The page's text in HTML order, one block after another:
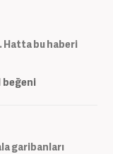
Hatta bu haberi
beğeni
garibanları